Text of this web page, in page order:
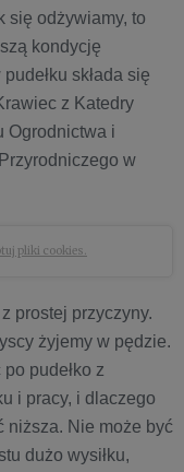
się odżywiamy, to
kondycję
składa się
z Katedry
Ogrodnictwa i
w
pliki cookies.
prostej przyczyny.
żyjemy w pędzie.
pudełko z
i pracy, i dlaczego
niższa. Nie może być
dużo wysiłku,